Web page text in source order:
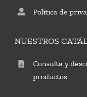
Política de
NUESTROS
Consulta y
productos